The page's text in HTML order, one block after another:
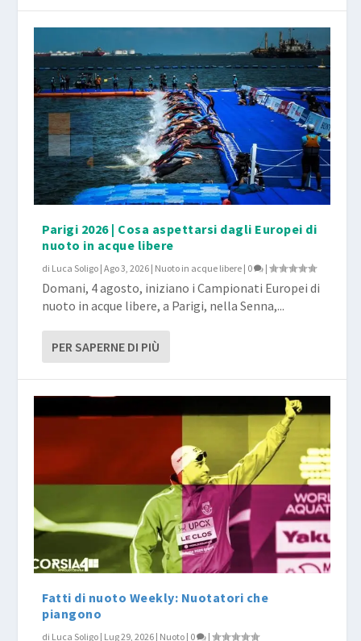
Parigi 2026 | Cosa aspettarsi dagli Europei di
nuoto in acque libere
di Luca Soligo |Ago 3, 2026 | Nuoto in acque libere | 0 |
Domani, 4 agosto, iniziano i Campionati Europei di
nuoto in acque libere, a Parigi, nella Senna,...
PER SAPERNE DI PIÙ
Fatti di nuoto Weekly: Nuotatori che
piangono
di Luca Soligo | Lug 29, 2026 | Nuoto | 0 |